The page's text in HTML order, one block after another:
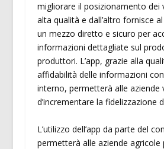
migliorare il posizionamento dei
alta qualità e dall’altro fornisce
un mezzo diretto e sicuro per
informazioni dettagliate sul
produttori. L’app, grazie alla
affidabilità delle informazioni
interno, permetterà alle aziende
d’incrementare la fidelizzazione
L’utilizzo dell’app da parte del
permetterà alle aziende agricole